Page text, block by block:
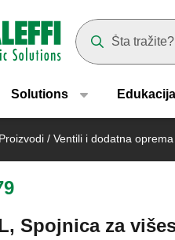
main navigation
Solutions Edukacija
Proizvodi / Ventili i dodatna
Spojnica za